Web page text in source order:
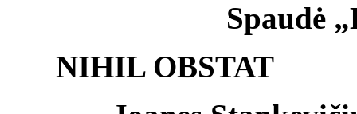
Spaudė
NIHIL OBSTAT